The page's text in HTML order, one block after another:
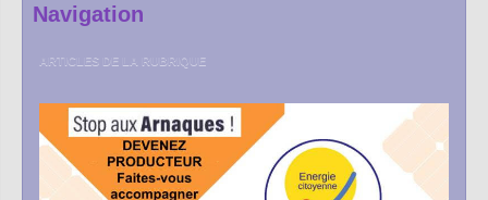
Navigation
ARTICLES DE LA RUBRIQUE